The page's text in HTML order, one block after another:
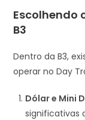
Escolhendo
B3
Dentro da B3,
operar no Day
Dólar e Mini
significativas